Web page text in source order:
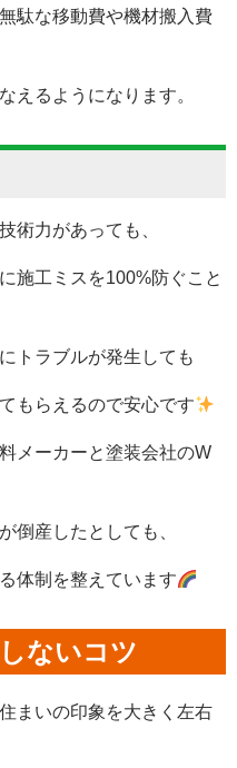
駄な移動費や機材搬入費
えるようになります。
術力があっても、
施工ミスを100%防ぐこと
トラブルが発生しても
もらえるので安心です
メーカーと塗装会社のW
倒産したとしても、
体制を整えています
ないコツ
まいの印象を大きく左右